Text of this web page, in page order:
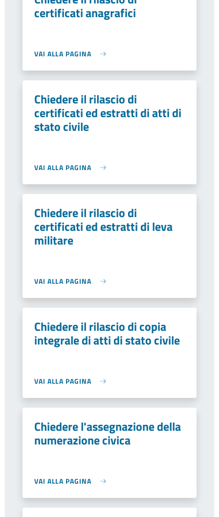
certificati anagrafici
VAI ALLA PAGINA
Chiedere il rilascio di
certificati ed estratti di atti di
stato civile
VAI ALLA PAGINA
Chiedere il rilascio di
certificati ed estratti di leva
militare
VAI ALLA PAGINA
Chiedere il rilascio di copia
integrale di atti di stato civile
VAI ALLA PAGINA
Chiedere l'assegnazione della
numerazione civica
VAI ALLA PAGINA